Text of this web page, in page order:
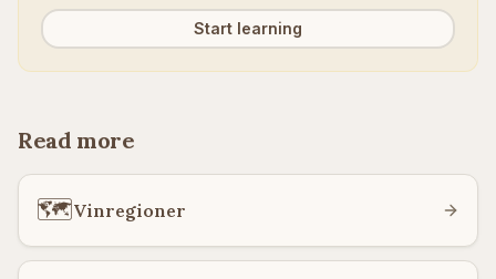
Start learning
Read more
🗺️Vinregioner